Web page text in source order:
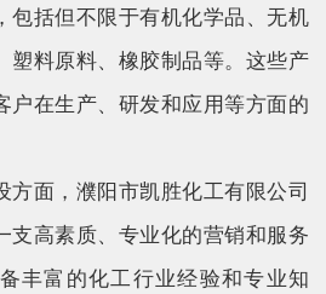
包括但不限于有机化学品、无机
塑料原料、橡胶制品等。这些产
户在生产、研发和应用等方面的
方面，濮阳市凯胜化工有限公司
支高素质、专业化的营销和服务
丰富的化工行业经验和专业知